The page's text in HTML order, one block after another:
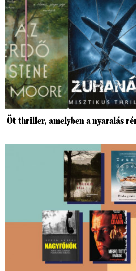
Öt thriller, amelyben a nyaralás